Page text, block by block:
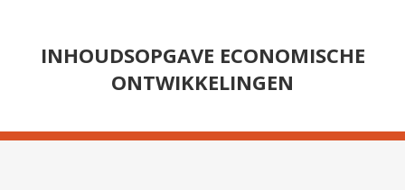
INHOUDSOPGAVE ECONOMISCHE
ONTWIKKELINGEN